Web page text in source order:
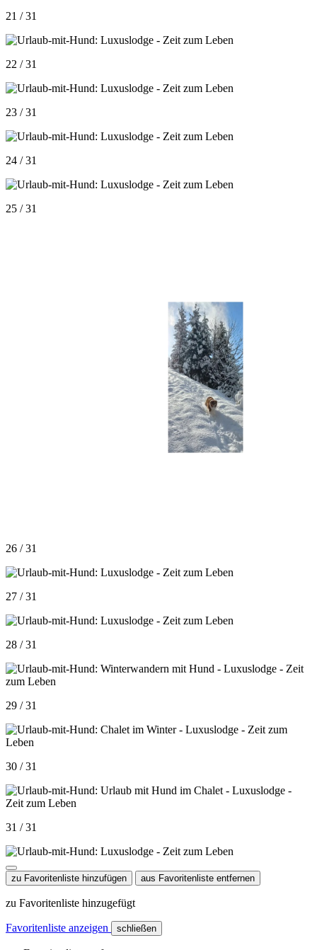
21 / 31
22 / 31
23 / 31
24 / 31
25 / 31
26 / 31
27 / 31
28 / 31
29 / 31
30 / 31
31 / 31
zu Favoritenliste hinzufügen aus Favoritenliste entfernen
zu Favoritenliste hinzugefügt
Favoritenliste anzeigen schließen